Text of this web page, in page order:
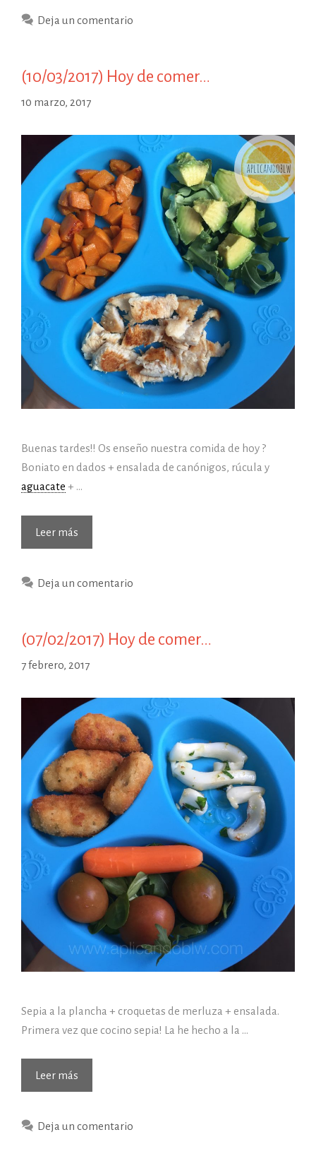
comer…
Deja un comentario
(10/03/2017) Hoy de comer…
10 marzo, 2017
Buenas tardes!! Os enseño nuestra comida de hoy ?
Boniato en dados + ensalada de canónigos, rúcula y
aguacate + …
Leer más
Hoy
comer…
Deja un comentario
(07/02/2017) Hoy de comer…
7 febrero, 2017
Sepia a la plancha + croquetas de merluza + ensalada.
Primera vez que cocino sepia! La he hecho a la …
Leer más
Hoy
comer…
Deja un comentario